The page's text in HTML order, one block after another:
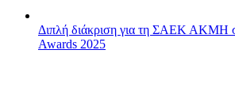
Διπλή διάκριση για τη ΣΑΕΚ ΑΚΜΗ
Awards 2025